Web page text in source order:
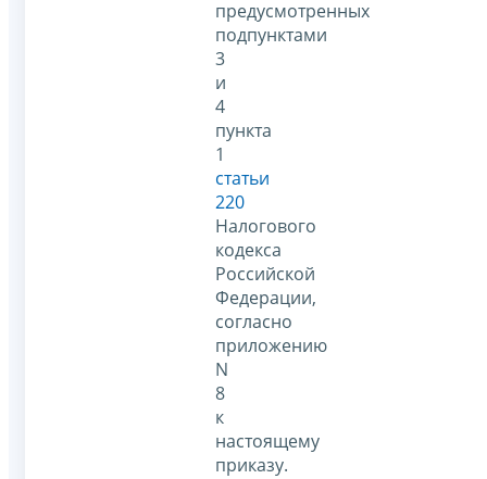
предусмотренных
подпунктами
3
и
4
пункта
1
статьи
220
Налогового
кодекса
Российской
Федерации,
согласно
приложению
N
8
к
настоящему
приказу.